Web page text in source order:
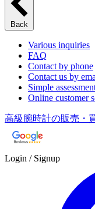
Back
Various inquiries
FAQ
Contact by phone
Contact us by
Simple
Online customer
高級腕時計の販売・
Login / Signup